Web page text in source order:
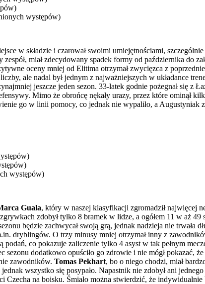
występów)
w składzie i czarował swoimi umiejętnościami,
miał zdecydowany spadek formy od października do
oceny mniej od Elitima otrzymał zwycięzca z
ale nadal był jednym z najważniejszych w układance
jeszcze jeden sezon. 33-latek godnie pożegnał się z
Mimo że obrońcę nękały urazy, przez które ominął
go w linii pomocy, co jednak nie wypaliło, a Augustyniak
występów)
Guala, który w naszej klasyfikacji zgromadził najwięcej
zdobył tylko 8 bramek w lidze, a ogółem 11 w aż
będzie zachwycał swoją grą, jednak nadzieja nie trwała
dryblingów. O trzy minusy mniej otrzymał inny z
co pokazuje zaliczenie tylko 4 asyst w tak pełnym
dodatkowo opuściło go zdrowie i nie mógł pokazać,
zawodników. Tomas Pekhart, bo o niego chodzi, miał
wszystko się posypało. Napastnik nie zdobył ani
na boisku. Śmiało można stwierdzić, że